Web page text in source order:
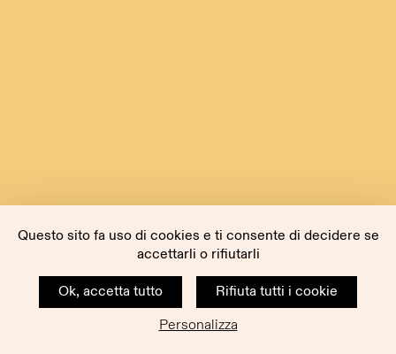
Questo sito fa uso di cookies e ti consente di decidere se
accettarli o rifiutarli
Ok, accetta tutto
Rifiuta tutti i cookie
Personalizza